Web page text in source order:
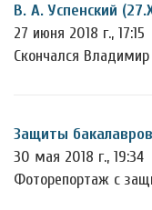
В. А. Успенский
27 июня 2018 г., 17:15
Скончался
Защиты бакалавров
30 мая 2018 г., 19:34
Фоторепортаж с